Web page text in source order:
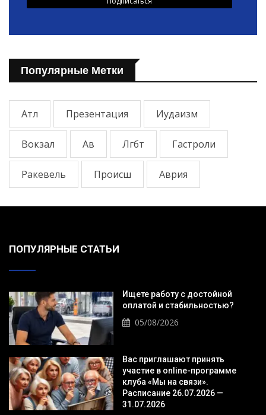
Популярные Метки
Атл Презентация Иудаизм
Вокзал Ав Лгбт Гастроли
Ракевель Происш Аврия
ПОПУЛЯРНЫЕ СТАТЬИ
Ищете работу с достойной
оплатой и стабильностью?
05/08/2026
Вас приглашают принять
участие в online-программе
клуба «Мы на связи».
Расписание 26.07.2026 —
31.07.2026